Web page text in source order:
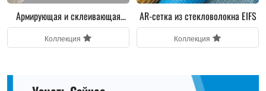
Армирующая и склеивающая
сетка из стекловолокна AR,
мозаика
Коллекция
AR-сетка из стекловолокна EIFS
Коллекция